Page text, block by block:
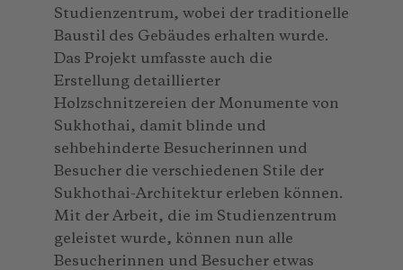
Studienzentrum, wobei der traditionelle
Baustil des Gebäudes erhalten wurde.
Das Projekt umfasste auch die
Erstellung detaillierter
Holzschnitzereien der Monumente von
Sukhothai, damit blinde und
sehbehinderte Besucherinnen und
Besucher die verschiedenen Stile der
Sukhothai-Architektur erleben können.
Mit der Arbeit, die im Studienzentrum
geleistet wurde, können nun alle
Besucherinnen und Besucher etwas